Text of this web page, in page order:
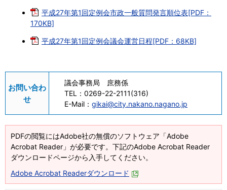
平成27年第1回定例会市政一般質問発言順位表[PDF：
170KB]
平成27年第1回定例会議会運営日程[PDF：68KB]
お問い合わ
せ
議会事務局 庶務係
TEL： 0269-22-2111(316)
E-Mail： gikai@city.nakano.nagano.jp
PDFの閲覧にはAdobe社の無償のソフトウェア「Adobe
Acrobat Reader」が必要です。下記のAdobe Acrobat Reader
ダウンロードページから入手してください。
Adobe Acrobat Readerダウンロード